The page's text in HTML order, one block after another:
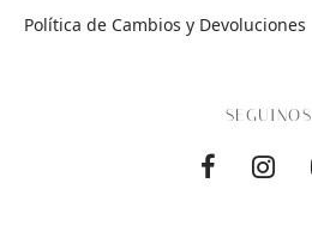
Política de Cambios y Devoluciones
SEGUINOS